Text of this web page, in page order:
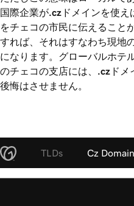
国際企業が.cz ドメインを使
をチェコの市民に伝えること
すれば、それはすなわち現地
になります。グローバルホテ
のチェコの支店には、
.cz ド
後悔はさせません。
TLDs Cz Domain